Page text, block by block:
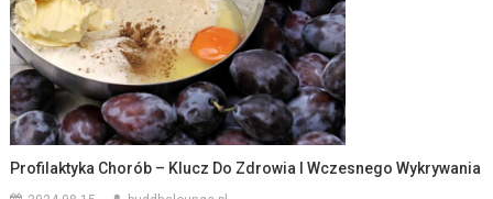
Profilaktyka Chorób – Klucz Do Zdrowia I Wczesnego Wykrywania